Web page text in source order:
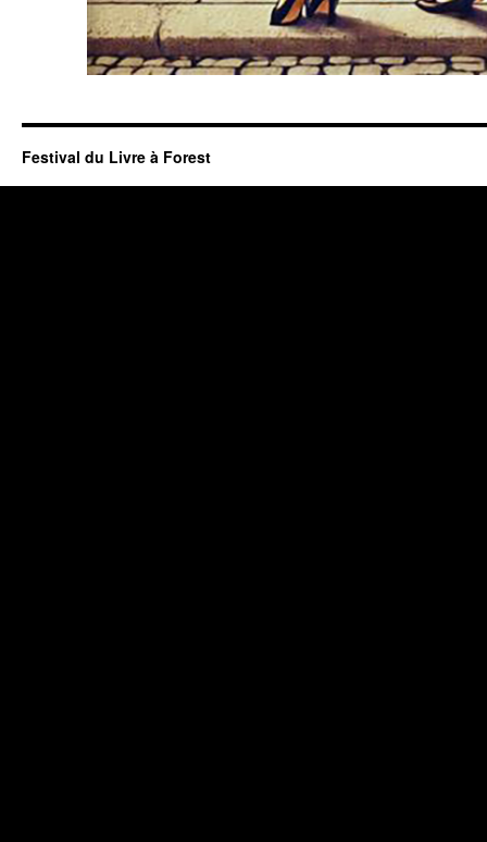
Festival du Livre à Forest